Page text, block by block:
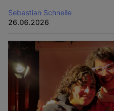
Sebastian Schnelle
26.06.2026